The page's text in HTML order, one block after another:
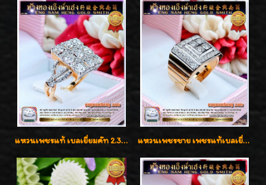
แหวนเพชรแท้ เบลเยี่ยมคัท 2.39 กะรัต น้ำ 98 F-Color/VVS ดีไซน์หน้ากว้างหรูเต็มนิ้ว แหวนเพชรชาย เพชรแท้เบลเยี่ยมคัท น้ำ100% D-Color/VVS 2.46 กะรัต